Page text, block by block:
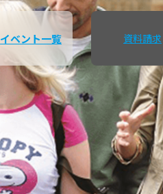
イベント一覧 資料請求